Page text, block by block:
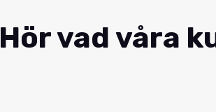
Hör vad våra